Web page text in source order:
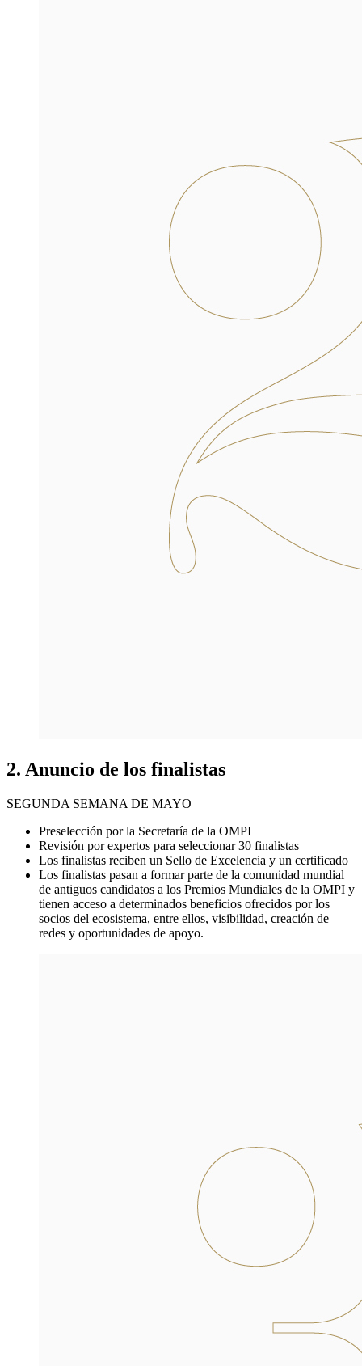
2. Anuncio de los finalistas
SEGUNDA SEMANA DE MAYO
Preselección por la Secretaría de la OMPI
Revisión por expertos para seleccionar 30 finalistas
Los finalistas reciben un Sello de Excelencia y un certificado
Los finalistas pasan a formar parte de la comunidad mundial
de antiguos candidatos a los Premios Mundiales de la OMPI y
tienen acceso a determinados beneficios ofrecidos por los
socios del ecosistema, entre ellos, visibilidad, creación de
redes y oportunidades de apoyo.